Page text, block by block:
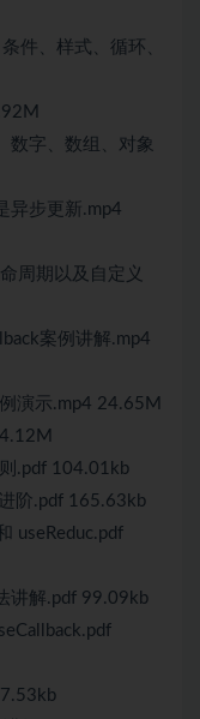
件、样式、循环、
数字、数组、对象
异步更新.mp4
周期以及自定义
案例讲解.mp4
演示.mp4 24.65M
.pdf 104.01kb
阶.pdf 165.63kb
useReduc.pdf
讲解.pdf 99.09kb